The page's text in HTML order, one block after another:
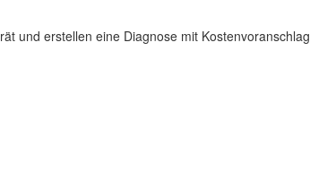
und erstellen eine Diagnose mit Kostenvoranschlag